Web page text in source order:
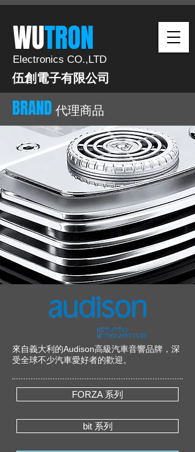
​WUTRON​​
Electronics CO.,LTD
伍創電子有限公司
BRAND 代理商品
來自義大利的Audison高級汽車音響品牌，深
受全球不少汽車愛好者的歡迎。
FORZA 系列
bit 系列